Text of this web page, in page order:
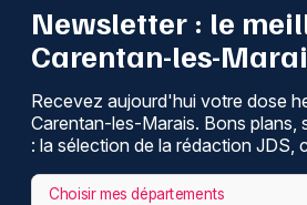
Newsletter : le
Carentan-les-
Recevez aujourd'hui votre dose
Carentan-les-Marais. Bons plans,
: la sélection de la rédaction JDS,
Choisir mes départements